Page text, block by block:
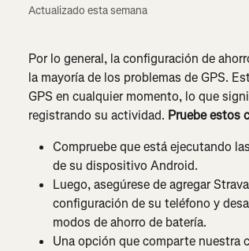
Actualizado esta semana
Por lo general, la configuración de
la mayoría de los problemas de GPS.
GPS en cualquier momento, lo que
registrando su actividad. Pruebe estos
Compruebe que está ejecutando
de su dispositivo Android.
Luego, asegúrese de agregar
configuración de su teléfono y
modos de ahorro de batería.
Una opción que comparte nuestra